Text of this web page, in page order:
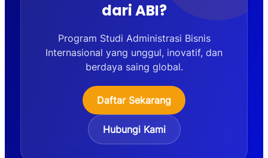
dari ABI?
Program Studi Administrasi Bisnis
Internasional yang unggul, inovatif, dan
berdaya saing global.
Daftar Sekarang
Hubungi Kami